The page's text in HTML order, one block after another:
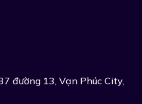
đường 13, Vạn Phúc City,